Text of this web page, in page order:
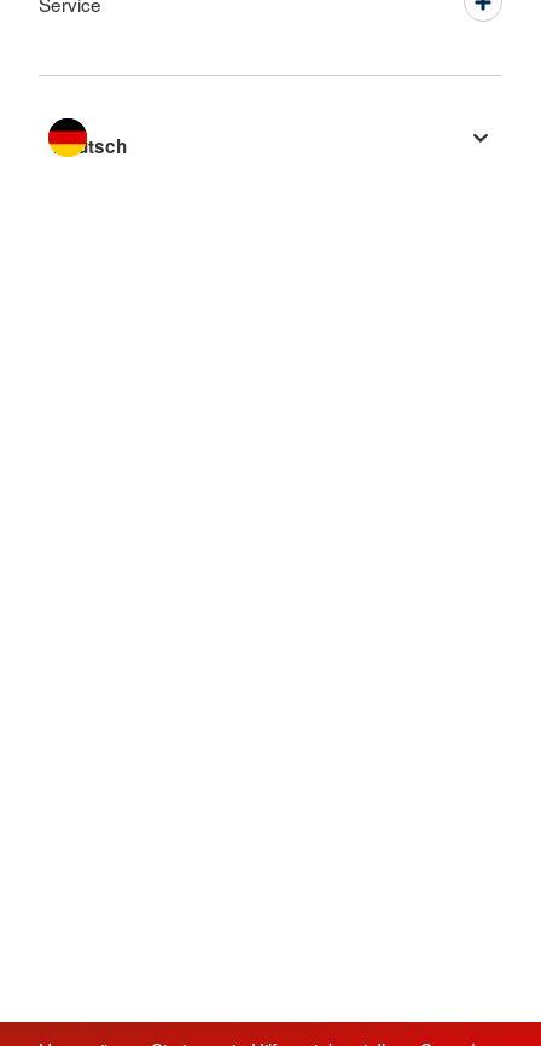
Sprache wechseln zu